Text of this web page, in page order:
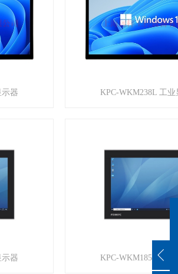
器 KPC-WKM238L 工业
示器 KPC-WKM185A 工